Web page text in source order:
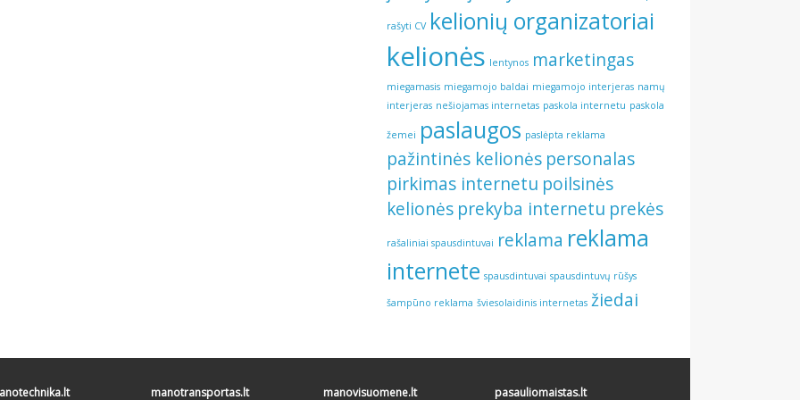
rašyti CV kelionių organizatoriai
kelionės lentynos marketingas
miegamasis miegamojo baldai miegamojo interjeras namų
interjeras nešiojamas internetas paskola internetu paskola
žemei paslaugos paslėpta reklama
pažintinės kelionės personalas
pirkimas internetu poilsinės
kelionės prekyba internetu prekės
rašaliniai spausdintuvai reklama reklama
internete spausdintuvai spausdintuvų rūšys
šampūno reklama šviesolaidinis internetas žiedai
manotransportas.lt manovisuomene.lt pasauliomaistas.lt